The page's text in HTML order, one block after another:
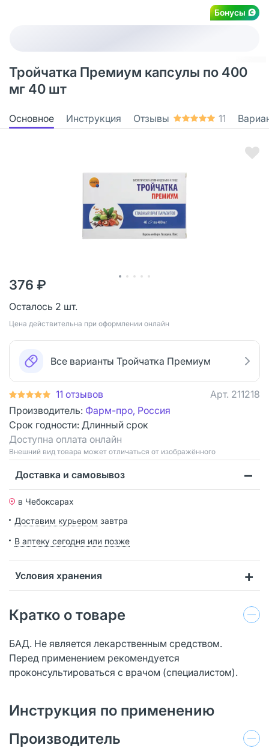
Бонусы
Тройчатка Премиум капсулы по 400
мг 40 шт
Основное Инструкция Отзывы 11
376 ₽
Осталось 2 шт.
Цена действительна при оформлении онлайн
Все варианты Тройчатка Премиум
11 отзывов Арт. 211218
Производитель: Фарм-про, Россия
Срок годности: Длинный срок
Доступна оплата онлайн
Bнешний вид товара может отличаться от изображённого
Доставка и самовывоз
в Чебоксарах
Доставим курьером завтра
В аптеку сегодня или позже
Условия хранения
Кратко о товаре
БАД. Не является лекарственным средством.
Перед применением рекомендуется
проконсультироваться с врачом (специалистом).
Инструкция по применению
Производитель